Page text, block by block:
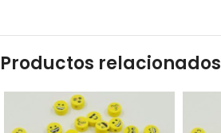
Productos relacionados